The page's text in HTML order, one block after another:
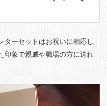
ターセットはお祝いに相応し
印象で親戚や職場の方に送れ